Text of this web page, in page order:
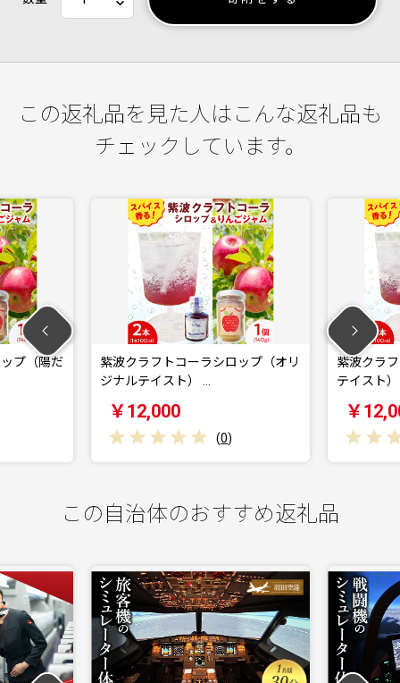
この返礼品を見た人はこんな返礼品も
チェックしています。
紫波クラフトコーラシロップ（オリ
ジナルテイスト） …
￥12,000
(0 )
紫波クラフトコーラ
テイスト） 2本 …
￥12,000
(
この自治体のおすすめ返礼品